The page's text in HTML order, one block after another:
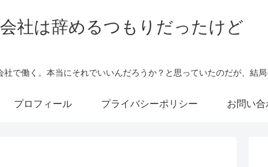
社は辞めるつもりだったけど
で働く。本当にそれでいいんだろうか？と思っていたのだが、結
プロフィール プライバシーポリシー お問い合